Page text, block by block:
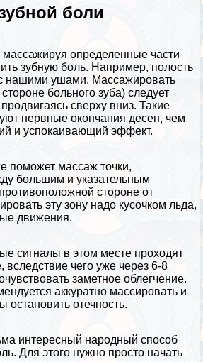
боли
массажируя определенные части
зубную боль. Например, полость
нашими ушами. Массажировать
больного зуба) следует
сверху вниз. Такие
нервные окончания десен, чем
и успокаивающий эффект.
поможет массаж точки,
большим и указательным
стороне от
эту зону надо кусочком льда,
движения.
сигналы в этом месте проходят
вследствие чего уже через 6-8
заметное облегчение.
аккуратно массировать и
остановить отечность.
интересный народный способ
Для этого нужно просто начать